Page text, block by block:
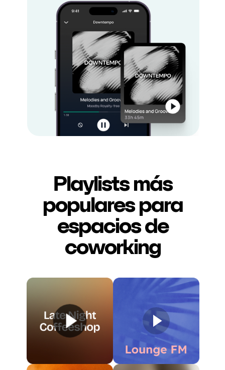
Playlists más
populares para
espacios de
coworking